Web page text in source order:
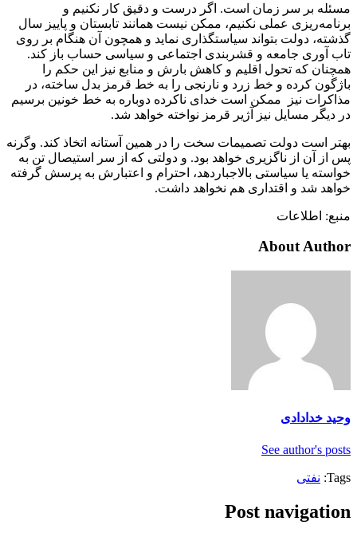
مسئله بر سر زمان است. اگر درست و دقیق کار نکنیم و
برنامه‌ریزی عملی نکنیم، ممکن نیست همانند تابستان و پاییز سال
گذشته، دولت بتواند سیاستگذاری نماید و همچون آن هنگام بر روی
تاب آوری جامعه و قشربندی اجتماعی و سیاسی حساب باز کند.
همچنان که تحول اقلیم و کاهش بارش و منابع نیز این حکم را
باژگون کرده و خط زرد و نارنجی را به خط قرمز بدل ساخته، در
مذاکرات نیز ممکن است خدای ناکرده دوباره به خط خونین برسیم
در دیگر مسایل نیز آژیر قرمز نواخته خواهد شد.
بهتر است دولت تصمیمات سخت را در همین آستانه اتخاذ کند. وگرنه
پس از آن از ناگزیری خواهد بود. و دولتی که از سر استیصال تن به
خواسته یا سیاستی بالاجباردهد، احترام و اعتبارش به پرسش گرفته
خواهد شد و اقتداری هم نخواهد داشت.
منبع: اطلاعات
About Author
وحید خدادادی
See author's posts
Tags: نفتی
Post navigation